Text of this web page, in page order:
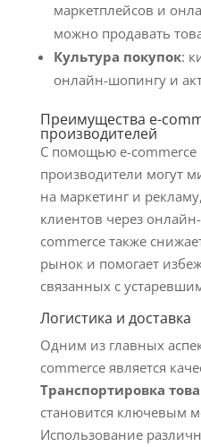
маркетплейсов и
можно продавать
Культура покупок:
онлайн-шопингу и
Преимущества e-
производителей
С помощью e-commerce
производители могут
на маркетинг и
клиентов через
commerce также
рынок и помогает
связанных с
Логистика и доставка
Одним из главных
commerce является
Транспортировка
становится ключевым
Использование